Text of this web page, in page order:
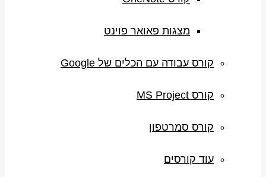
מצגות פאואר פוינט
קורס עבודה עם הכלים של Google
קורס MS Project
קורס סמרטפון
עוד קורסים